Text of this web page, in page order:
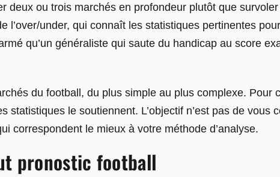
deux ou trois marchés en profondeur plutôt que
l’over/under, qui connaît les statistiques pertinentes
qu’un généraliste qui saute du handicap au score
du football, du plus simple au plus complexe. Pour
statistiques le soutiennent. L’objectif n’est pas de vous
correspondent le mieux à votre méthode d’analyse.
pronostic football